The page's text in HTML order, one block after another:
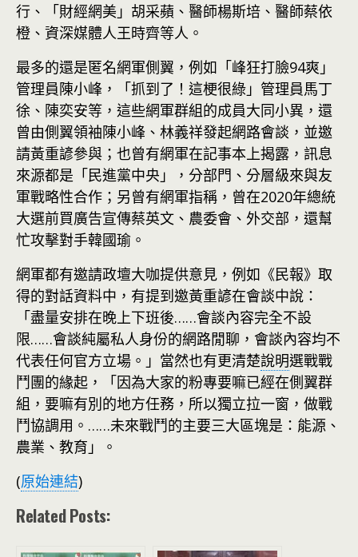
行、「財經網美」胡采蘋、醫師楊斯培、醫師蔡依
橙、資深媒體人王時齊等人。
最多的還是匿名網軍側翼，例如「峰狂打臉94爽」
管理員陳小峰，「抓到了！這梗很綠」管理員馬丁
徐、陳奕安等，這些網軍群組的成員大同小異，還
曾由側翼領袖陳小峰、林義祥發起網路會談，並邀
請黃重諺參與；也曾有網軍在記事本上揭露，訊息
來源都是「民進黨中央」，分部門、分層級來與友
軍戰略性合作；另曾有網軍指稱，曾在2020年總統
大選前買廣告宣傳蔡英文、農委會、外交部，還幫
忙攻擊對手韓國瑜。
網軍都有邀請政壇大咖提供意見，例如《民報》取
得的對話資料中，有提到邀黃重諺在會談中說：
「盡量安排在晚上下班後……會談內容完全不設
限……會談純屬私人身份的網路閒聊，會談內容均不
代表任何官方立場。」當然也有更清楚說明選戰戰
鬥團的緣起，「因為大家的粉專要嘛已經在側翼群
組，要嘛有別的地方任務，所以獨立拉一窗，做戰
鬥協調用。……未來戰鬥的主要三大區塊是：能源、
農業、教育」。
(原始連結)
Related Posts: